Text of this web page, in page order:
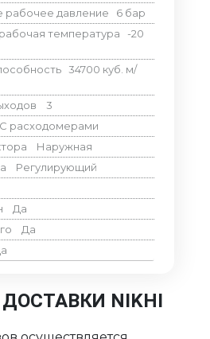
рабочее давление
6 бар
температура
-20
34700 куб. м/
3
С расходомерами
Наружная
Регулирующий
Да
Да
NIKHI